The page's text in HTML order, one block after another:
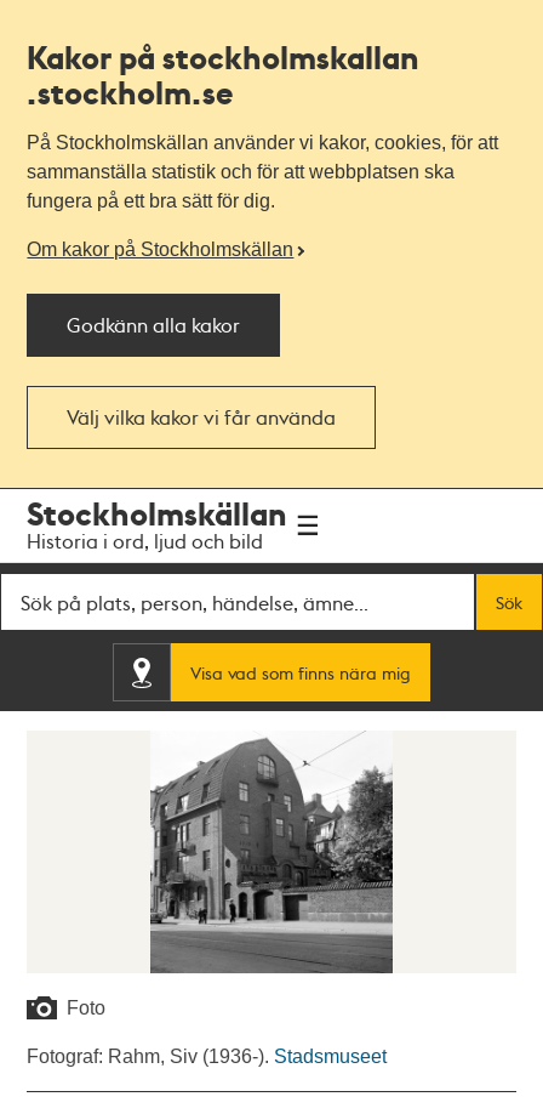
Kakor på stockholmskallan
.stockholm.se
På Stockholmskällan använder vi kakor, cookies, för att
sammanställa statistik och för att webbplatsen ska
fungera på ett bra sätt för dig.
Om kakor på Stockholmskällan
Godkänn alla kakor
Välj vilka kakor vi får använda
navigationen
huvudinnehållet
Stockholmskällan
Historia i ord, ljud och bild
Sök
Visa vad som finns nära mig
Foto
Fotograf: Rahm, Siv (1936-). Stadsmuseet